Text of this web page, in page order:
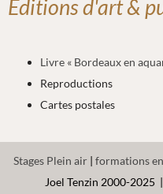
Editions d'art &
Livre « Bordeaux en
Reproductions
Cartes postales
Stages Plein air| formations
Joel Tenzin 2000-2025